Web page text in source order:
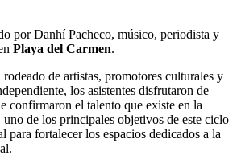
por Danhí Pacheco, músico, periodista y
Playa del Carmen.
de artistas, promotores culturales y
los asistentes disfrutaron de
confirmaron el talento que existe en la
de los principales objetivos de este ciclo
para fortalecer los espacios dedicados a la